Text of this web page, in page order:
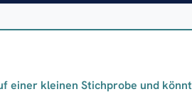
einer kleinen Stichprobe und